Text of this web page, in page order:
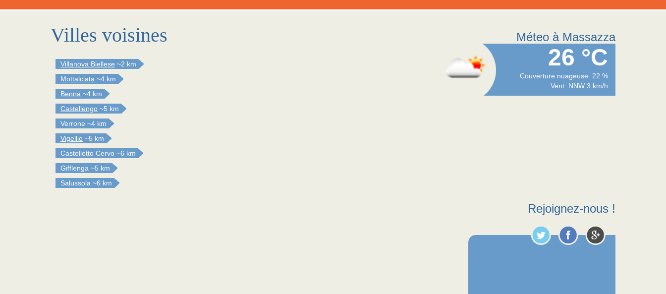
Villes voisines
Villanova Biellese ~2 km
Mottalciata ~4 km
Benna ~4 km
Castellengo ~5 km
Verrone ~4 km
Vigellio ~5 km
Castelletto Cervo ~6 km
Gifflenga ~5 km
Salussola ~6 km
Méteo à Massazza
26 °C
Couverture nuageuse: 22 %
Vent: NNW 3 km/h
Rejoignez-nous !